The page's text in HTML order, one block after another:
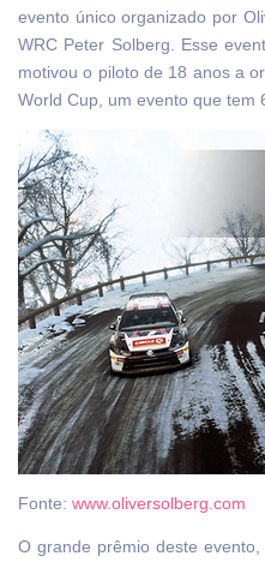
evento único organizado por
WRC Peter Solberg. Esse
motivou o piloto de 18 anos a
World Cup, um evento que tem
Fonte: www.oliversolberg.com
O grande prêmio deste